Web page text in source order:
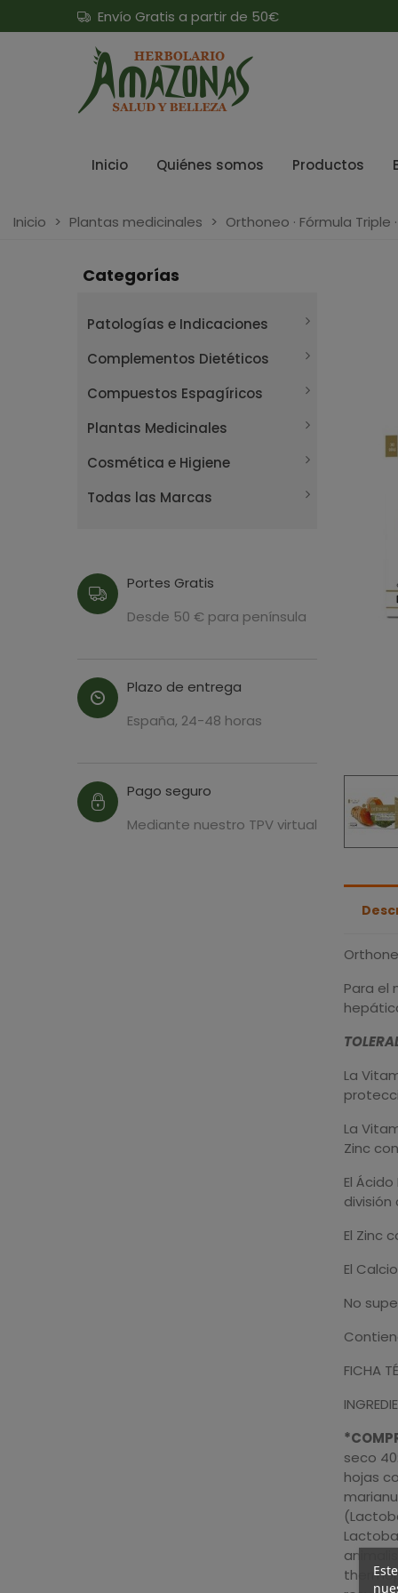
Envío Gratis a partir de 50€
Inicio Quiénes somos Productos
Inicio > Plantas medicinales > Orthoneo · Fórmula Triple
Categorías
Patologías e Indicaciones
Complementos Dietéticos
Compuestos Espagíricos
Plantas Medicinales
Cosmética e Higiene
Todas las Marcas
Portes Gratis
Desde 50 € para península
Plazo de entrega
España, 24-48 horas
Pago seguro
Mediante nuestro TPV virtual
Para el
La
La
Zinc
El
división
El Zinc
El
No
FICHA
seco
hojas